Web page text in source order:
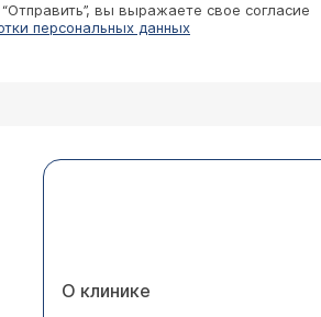
вы выражаете свое согласие
персональных данных
О клинике